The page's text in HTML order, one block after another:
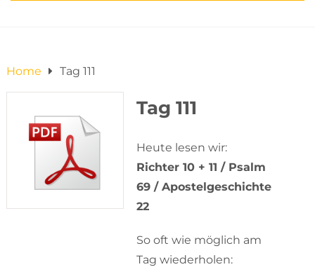
Home Tag 111
Tag 111
Heute lesen wir:
Richter 10 + 11 / Psalm
69 / Apostelgeschichte
22
So oft wie möglich am
Tag wiederholen: